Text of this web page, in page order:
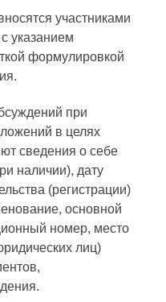
участниками
указанием
формулировкой
при
в целях
сведения о себе
наличии), дату
(регистрации)
основной
номер, место
лиц)